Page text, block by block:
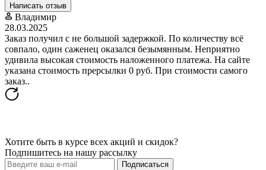
Написать отзыв
Владимир
28.03.2025
Заказ получил с не большой задержкой. По количеству всё
совпало, один саженец оказался безымянным. Неприятно
удивила высокая стоимость наложенного платежа. На сайте
указана стоимость прерсылки 0 руб. При стоимости самого
заказ..
Хотите быть в курсе всех акций и скидок?
Подпишитесь на нашу рассылку
Подписаться